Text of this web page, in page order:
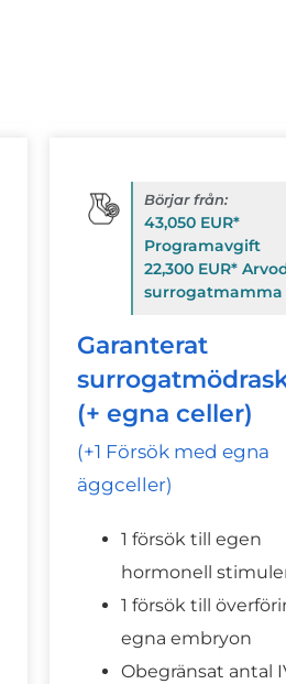
Börjar från:
43,050 EUR*
Programavgift
22,300 EUR*
surrogatmamma
Garanterat
(+ egna celler)
(+1 Försök med egna
äggceller)
1 försök till egen
hormonell
1 försök till
egna embryon
Obegränsat antal